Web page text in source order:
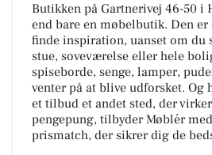
Butikken på Gartnerivej 46-50 i
end bare en møbelbutik. Den er
finde inspiration, uanset om du
stue, soveværelse eller hele
spiseborde, senge, lamper,
venter på at blive udforsket. Og
et tilbud et andet sted, der
pengepung, tilbyder Møblér
prismatch, der sikrer dig de